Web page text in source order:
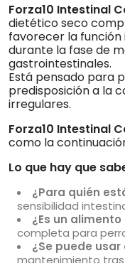
Forza10 Intestinal
dietético seco
favorecer la
durante la fase de
gastrointestinales.
Está pensado para
predisposición a la
irregulares.
Forza10 Intestinal
como la
Lo que hay que
¿Para quién
sensibilidad
¿Es un
completa para
¿Se puede usar
mantenimiento